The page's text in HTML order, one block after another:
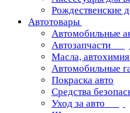
Рождественские
Автотовары
Автомобильные
Автозапчасти
Масла, автохимия
Автомобильные
Покраска авто
Средства
Уход за авто